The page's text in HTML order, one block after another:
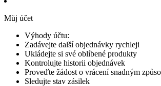
Můj účet
Výhody účtu:
Zadávejte další objednávky rychleji
Ukládejte si své oblíbené produkty
Kontrolujte historii objednávek
Proveďte žádost o vrácení snadným
Sledujte stav zásilek